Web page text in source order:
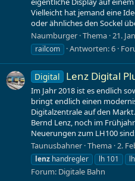
Vielleicht hat jemand eine
oder ähnliches den Sockel
Naumburger Thema 21.
railcom
Antworten: 6
Digital Lenz Digital
Im Jahr 2018 ist es endlich
bringt endlich einen
Digitalzentrale auf den
Bernd Lenz, noch im
Neuerungen zum LH100
Taunusbahner Thema 2.
lenz handregler lh 101
Forum: Digitale Bahn